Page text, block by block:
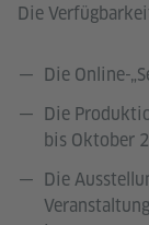
Die
Die Online-
Die
bis Oktober
Die